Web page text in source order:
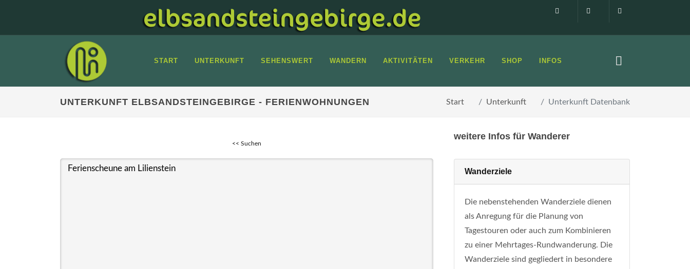
Impressum0160 99873408
START UNTERKUNFT SEHENSWERT WANDERN AKTIVITÄTEN VERKEHR SHOP INFOS
UNTERKUNFT ELBSANDSTEINGEBIRGE - FERIENWOHNUNGEN Start Unterkunft Unterkunft Datenbank
<< Suchen
Ferienscheune am Lilienstein
weitere Infos für Wanderer
Wanderziele
Die nebenstehenden Wanderziele dienen
als Anregung für die Planung von
Tagestouren oder auch zum Kombinieren
zu einer Mehrtages-Rundwanderung. Die
Wanderziele sind gegliedert in besondere